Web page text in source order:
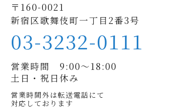
〒160-0021
新宿区歌舞伎町一丁目2番3号
03-3232-0111
営業時間 9:00〜18:00
土日・祝日休み
営業時間外は転送電話にて
対応しております